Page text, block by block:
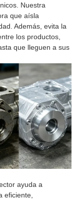
Nuestra
que aísla
Además, evita la
los productos,
que lleguen a sus
ayuda a
eficiente,